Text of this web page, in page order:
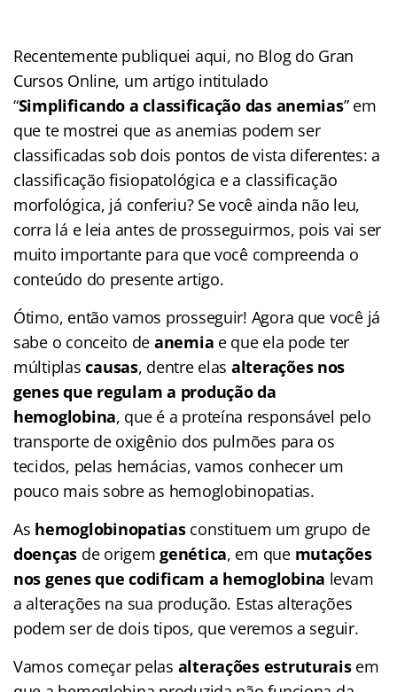
Recentemente publiquei aqui, no Blog do Gran
Cursos Online, um artigo intitulado
“Simplificando a classificação das anemias” em
que te mostrei que as anemias podem ser
classificadas sob dois pontos de vista diferentes: a
classificação fisiopatológica e a classificação
morfológica, já conferiu? Se você ainda não leu,
corra lá e leia antes de prosseguirmos, pois vai ser
muito importante para que você compreenda o
conteúdo do presente artigo.
Ótimo, então vamos prosseguir! Agora que você já
sabe o conceito de anemia e que ela pode ter
múltiplascausas, dentre elas alterações nos
genes que regulam a produção da
hemoglobina, que é a proteína responsável pelo
transporte de oxigênio dos pulmões para os
tecidos, pelas hemácias, vamos conhecer um
pouco mais sobre as hemoglobinopatias.
As hemoglobinopatiasconstituem um grupo de
doenças de origemgenética, em que mutações
nos genes que codificam a hemoglobina levam
a alterações na sua produção. Estas alterações
podem ser de dois tipos, que veremos a seguir.
Vamos começar pelas alterações estruturaisem